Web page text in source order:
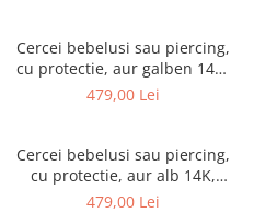
Cercei bebelusi sau piercing,
cu protectie, aur galben 14K,
Piatra rubin 2 mm
479,00 Lei
Cercei bebelusi sau piercing,
cu protectie, aur alb 14K,
Piatra rubin 2 mm
479,00 Lei